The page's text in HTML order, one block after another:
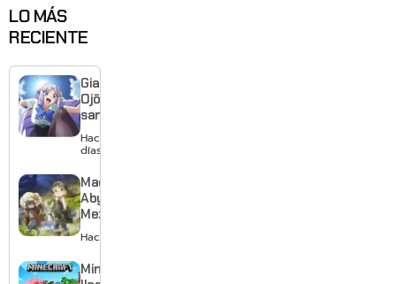
LO MÁS
RECIENTE
Giant
Ojō-
sama
revela
visual y
estreno
para
enero de
Hace 3
días
Made in
Abyss:
Mezameru
Shinpi
revela
nuevo
tráiler,
Hace 3 días
Minecraft